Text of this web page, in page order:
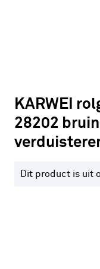
KARWEI
28202
Dit product is uit